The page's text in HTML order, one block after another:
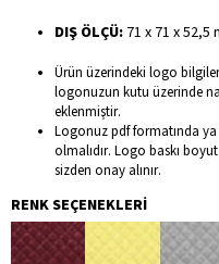
DIŞ ÖLÇÜ: 71 x 71 x 52,5
Ürün üzerindeki logo
logonuzun kutu üzerinde
eklenmiştir.
Logonuz pdf formatında
olmalıdır. Logo baskı
sizden onay alınır.
RENK SEÇENEKLERİ